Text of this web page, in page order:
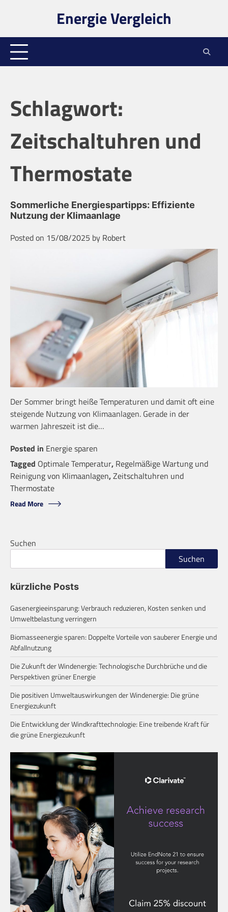
Energie Vergleich
Schlagwort:
Zeitschaltuhren und
Thermostate
Sommerliche Energiespartipps: Effiziente
Nutzung der Klimaanlage
Posted on 15/08/2025 by Robert
Der Sommer bringt heiße Temperaturen und damit oft eine
steigende Nutzung von Klimaanlagen. Gerade in der
warmen Jahreszeit ist die…
Posted in Energie sparen
Tagged Optimale Temperatur, Regelmäßige Wartung und
Reinigung von Klimaanlagen,Zeitschaltuhren und
Thermostate
Read More
Suchen
Suchen
kürzliche Posts
Gasenergieeinsparung: Verbrauch reduzieren, Kosten senken und
Umweltbelastung verringern
Biomasseenergie sparen: Doppelte Vorteile von sauberer Energie und
Abfallnutzung
Die Zukunft der Windenergie: Technologische Durchbrüche und die
Perspektiven grüner Energie
Die positiven Umweltauswirkungen der Windenergie: Die grüne
Energiezukunft
Die Entwicklung der Windkrafttechnologie: Eine treibende Kraft für
die grüne Energiezukunft